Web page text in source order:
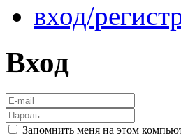
вход/
Вход
Запомнить меня на этом